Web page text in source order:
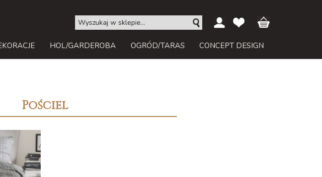
HOL/GARDEROBA OGRÓD/TARAS CONCEPT DESIGN
Pościel